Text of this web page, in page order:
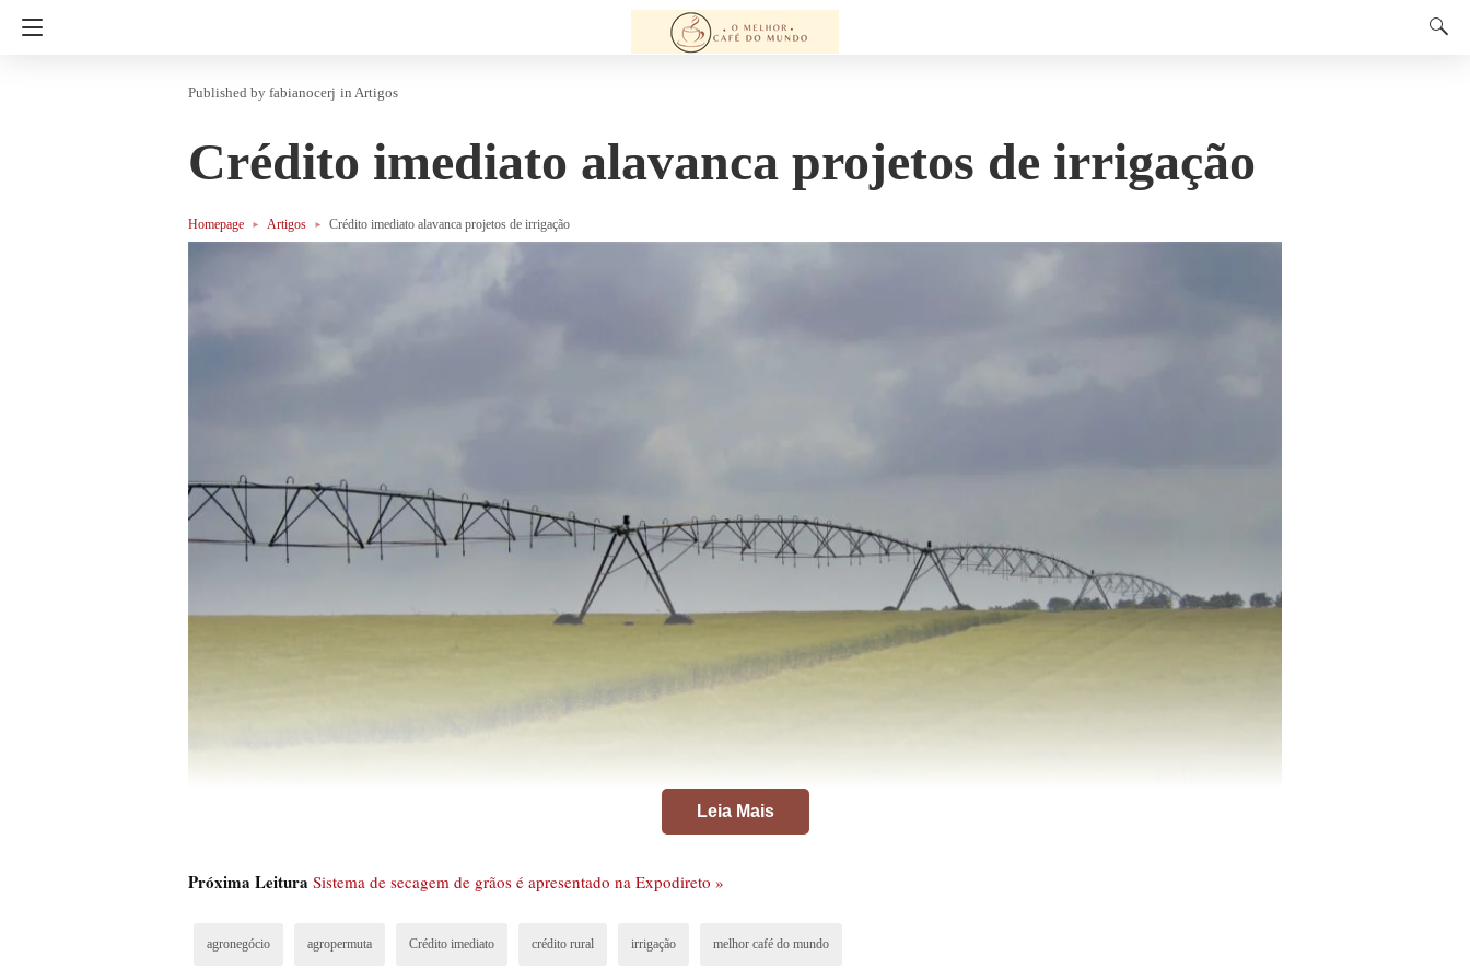
fabianocerj in Artigos
Crédito imediato alavanca projetos de irrigação
Homepage Artigos Crédito imediato alavanca projetos de irrigação
Leia Mais
Próxima Leitura Sistema de secagem de grãos é apresentado na Expodireto »
agronegócio agropermuta Crédito imediato crédito rural irrigação melhor café do mundo